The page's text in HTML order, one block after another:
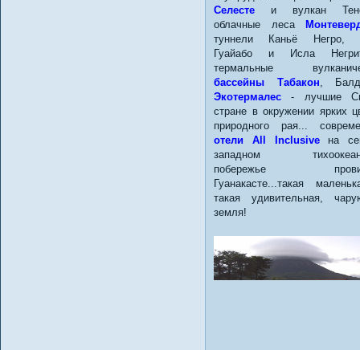
Селесте и вулкан
облачные леса
туннели Каньё Негро,
Гуайабо и Исла
термальные
бассейны Табакон ,
Экотермалес - лучшие
стране в окружении ярких
природного рая...
отели All Inclusiveна
западном
побережье
Гуанакасте...такая
такая удивительная,
земля!